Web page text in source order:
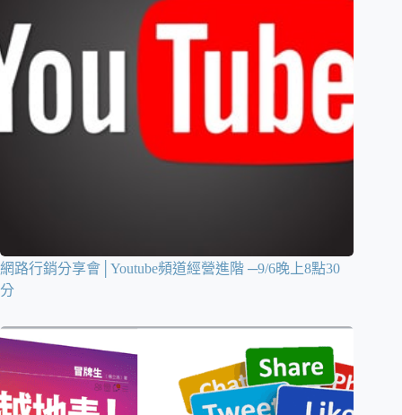
網路行銷分享會│Youtube頻道經營進階 ─9/6晚上8點30
分